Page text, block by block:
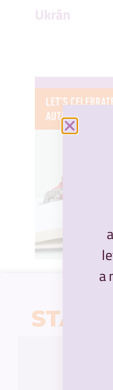
Ukrán
STAY
a